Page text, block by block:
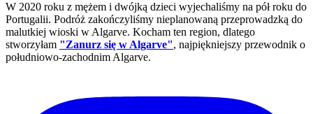
W 2020 roku z mężem i dwójką dzieci wyjechaliśmy na pół roku do
Portugalii. Podróż zakończyliśmy nieplanowaną przeprowadzką do
malutkiej wioski w Algarve. Kocham ten region, dlatego
stworzyłam "Zanurz się w Algarve", najpiękniejszy przewodnik o
południowo-zachodnim Algarve.